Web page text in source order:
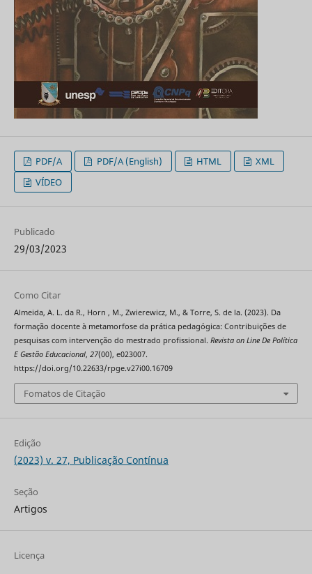
PDF/A PDF/A (English) HTML
XML
VÍDEO
Publicado
29/03/2023
Como Citar
Almeida, A. L. da R., Horn , M., Zwierewicz, M., & Torre, S. de la. (2023). Da
formação docente à metamorfose da prática pedagógica: Contribuições de
pesquisas com intervenção do mestrado profissional. Revista on Line De Política
E Gestão Educacional, 27(00), e023007.
https://doi.org/10.22633/rpge.v27i00.16709
Fomatos de Citação
Edição
(2023) v. 27, Publicação Contínua
Seção
Artigos
Licença